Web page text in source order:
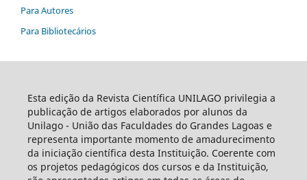
Para Autores
Para Bibliotecários
Esta edição da Revista Científica UNILAGO privilegia a
publicação de artigos elaborados por alunos da
Unilago - União das Faculdades do Grandes Lagoas e
representa importante momento de amadurecimento
da iniciação científica desta Instituição. Coerente com
os projetos pedagógicos dos cursos e da Instituição,